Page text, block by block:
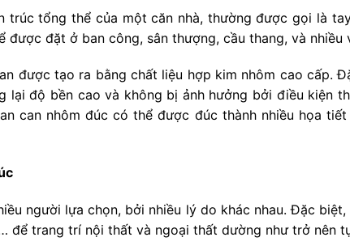
trúc tổng thể của một căn nhà, thường được gọi là
được đặt ở ban công, sân thượng, cầu thang, và
được tạo ra bằng chất liệu hợp kim nhôm cao cấp.
lại độ bền cao và không bị ảnh hưởng bởi điều kiện
can nhôm đúc có thể được đúc thành nhiều họa
người lựa chọn, bởi nhiều lý do khác nhau. Đặc
để trang trí nội thất và ngoại thất dường như trở nên